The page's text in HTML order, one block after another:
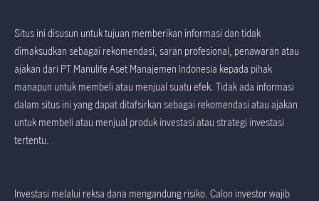
Situs ini disusun untuk tujuan memberikan informasi dan tidak
dimaksudkan sebagai rekomendasi, saran profesional, penawaran atau
ajakan dari PT Manulife Aset Manajemen Indonesia kepada pihak
manapun untuk membeli atau menjual suatu efek. Tidak ada informasi
dalam situs ini yang dapat ditafsirkan sebagai rekomendasi atau ajakan
untuk membeli atau menjual produk investasi atau strategi investasi
tertentu.
Investasi melalui reksa dana mengandung risiko. Calon investor wajib